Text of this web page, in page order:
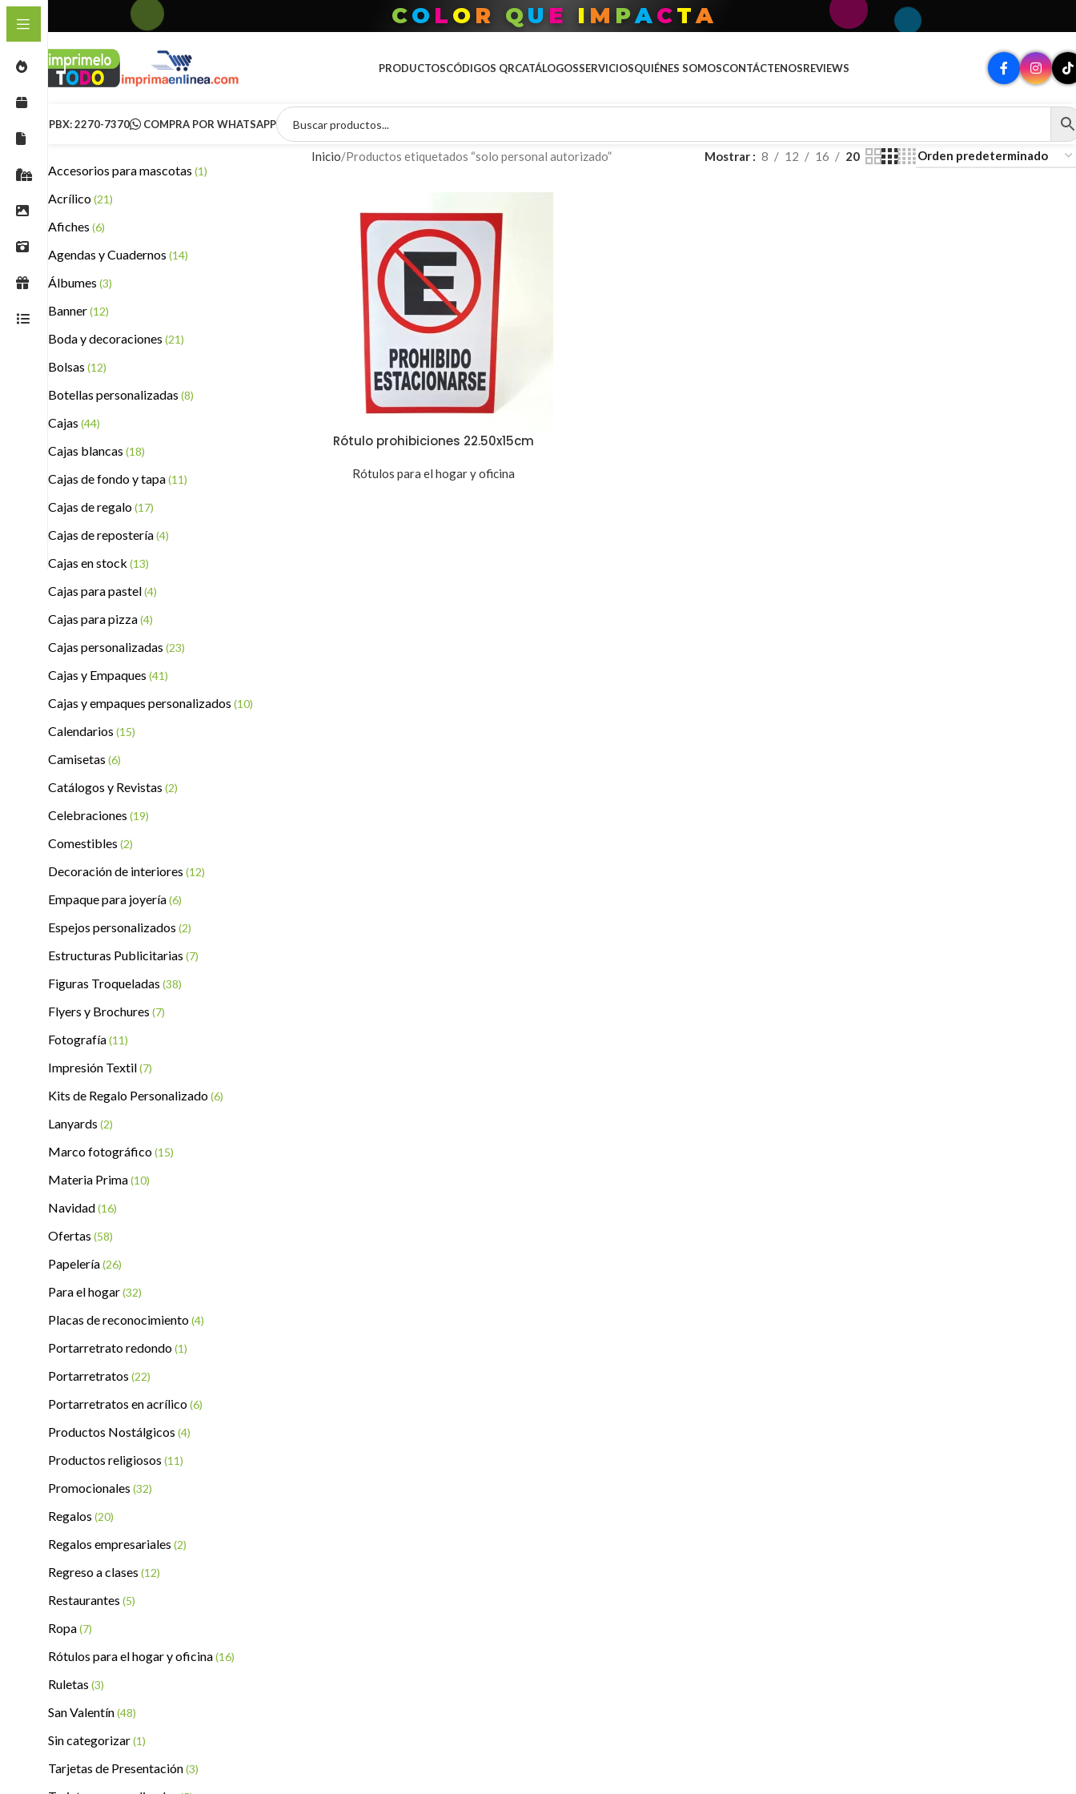
CO L O R Q U E I M PACTA
PRODUCTOSCÓDIGOS QRCATÁLOGOSSERVICIOSQUIÉNES SOMOSCONTÁCTENOSREVIEWS
PBX: 2270-7370 COMPRA POR WHATSAPP
Accesorios para mascotas (1)
Acrílico(21)
Afiches (6)
Agendas y Cuadernos (14)
Álbumes (3)
Banner(12)
Boda y decoraciones (21)
Bolsas (12)
Botellas personalizadas (8)
Cajas (44)
Cajas blancas (18)
Cajas de fondo y tapa(11)
Cajas de regalo(17)
Cajas de repostería(4)
Cajas en stock (13)
Cajas para pastel(4)
Cajas para pizza(4)
Cajas personalizadas (23)
Cajas y Empaques (41)
Cajas y empaques personalizados (10)
Calendarios (15)
Camisetas (6)
Catálogos y Revistas (2)
Celebraciones (19)
Comestibles (2)
Decoración de interiores (12)
Empaque para joyería(6)
Espejos personalizados (2)
Estructuras Publicitarias (7)
Figuras Troqueladas (38)
Flyers y Brochures (7)
Fotografía(11)
Impresión Textil(7)
Kits de Regalo Personalizado(6)
Lanyards (2)
Marco fotográfico(15)
Materia Prima(10)
Navidad(16)
Ofertas (58)
Papelería(26)
Para el hogar(32)
Placas de reconocimiento(4)
Portarretrato redondo(1)
Portarretratos (22)
Portarretratos en acrílico(6)
Productos Nostálgicos (4)
Productos religiosos (11)
Promocionales (32)
Regalos (20)
Regalos empresariales (2)
Regreso a clases (12)
Restaurantes (5)
Ropa(7)
Rótulos para el hogar y oficina(16)
Ruletas (3)
San Valentín(48)
Sin categorizar(1)
Tarjetas de Presentación(3)
Inicio Productos etiquetados “solo personal autorizado” Mostrar 8 12 16 20
Rótulo prohibiciones 22.50x15cm
Rótulos para el hogar y oficina